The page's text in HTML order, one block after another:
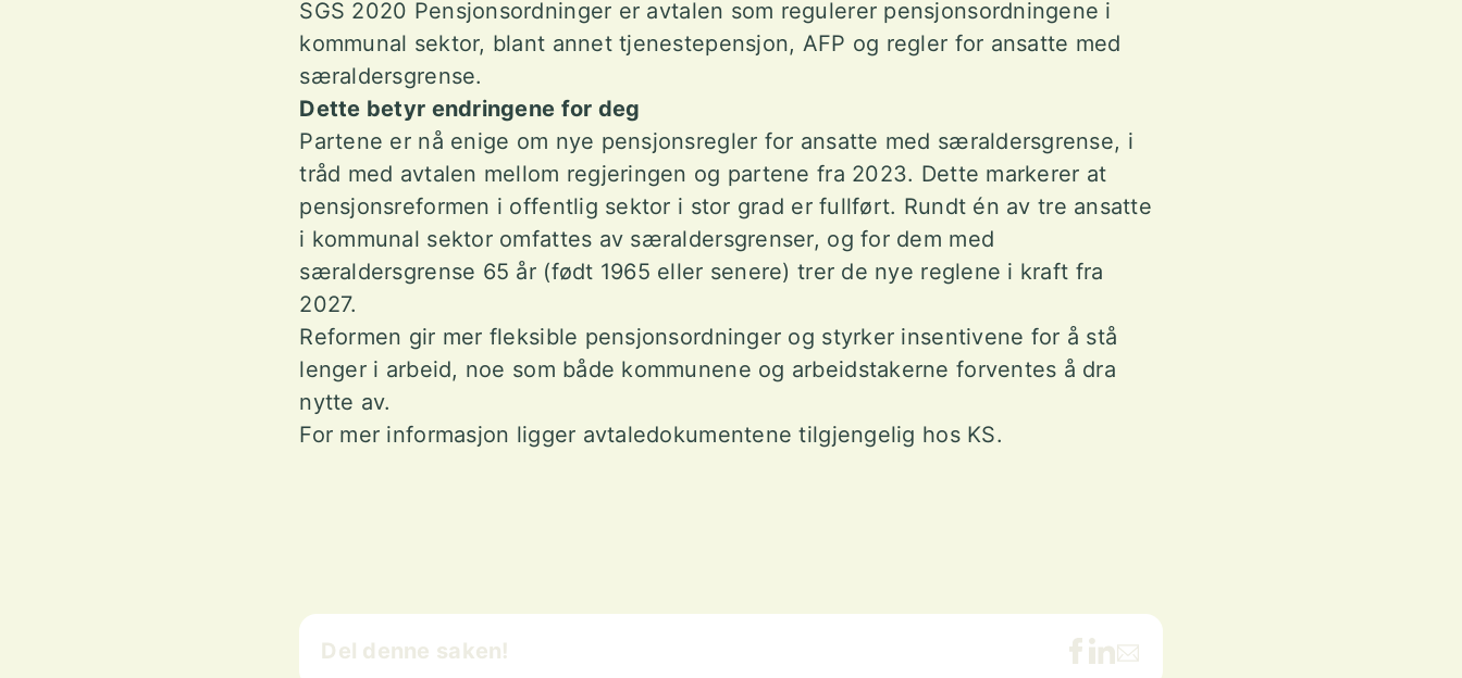
SGS 2020 Pensjonsordninger er avtalen som regulerer pensjonsordningene i
kommunal sektor, blant annet tjenestepensjon, AFP og regler for ansatte med
særaldersgrense.
Dette betyr endringene for deg
Partene er nå enige om nye pensjonsregler for ansatte med særaldersgrense, i
tråd med avtalen mellom regjeringen og partene fra 2023. Dette markerer at
pensjonsreformen i offentlig sektor i stor grad er fullført. Rundt én av tre ansatte
i kommunal sektor omfattes av særaldersgrenser, og for dem med
særaldersgrense 65 år (født 1965 eller senere) trer de nye reglene i kraft fra
2027.
Reformen gir mer fleksible pensjonsordninger og styrker insentivene for å stå
lenger i arbeid, noe som både kommunene og arbeidstakerne forventes å dra
nytte av.
For mer informasjon ligger avtaledokumentene tilgjengelig hos KS.
Del denne saken!